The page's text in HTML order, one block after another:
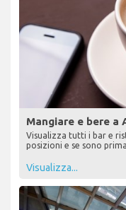
Mangiare e bere a
Visualizza tutti i bar e
posizioni e se sono
Visualizza...